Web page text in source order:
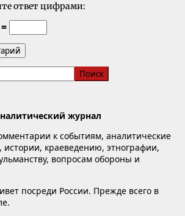
ответ цифрами:
журнал
к событиям, аналитические
истории, краеведению, этнографии,
вопросам обороны и
посреди России. Прежде всего в